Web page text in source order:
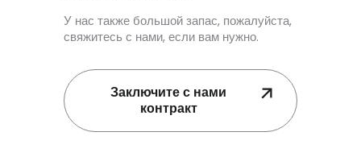
У нас также большой запас, пожалуйста,
свяжитесь с нами, если вам нужно.
Заключите с нами
контракт